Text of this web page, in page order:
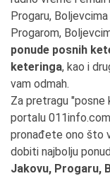
Progaru,
Progarom,
ponude posnih
keteringa, kao i
vam odmah.
Za pretragu "posne
portalu
pronađete ono što
dobiti najbolju
Jakovu, Progaru,